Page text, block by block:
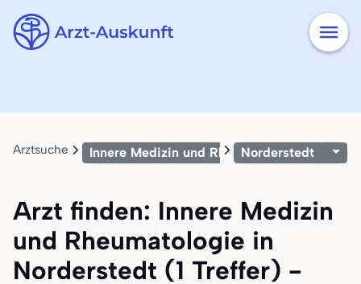
Arztsuche Innere Medizin und Rheumatologie
Norderstedt
Arzt finden: Innere Medizin
und Rheumatologie in
Norderstedt (1 Treffer) -